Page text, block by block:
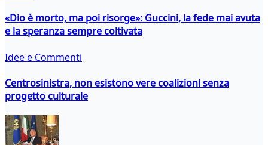
«Dio è morto, ma poi risorge»: Guccini, la fede mai avuta
e la speranza sempre coltivata
Idee e Commenti
Centrosinistra, non esistono vere coalizioni senza
progetto culturale